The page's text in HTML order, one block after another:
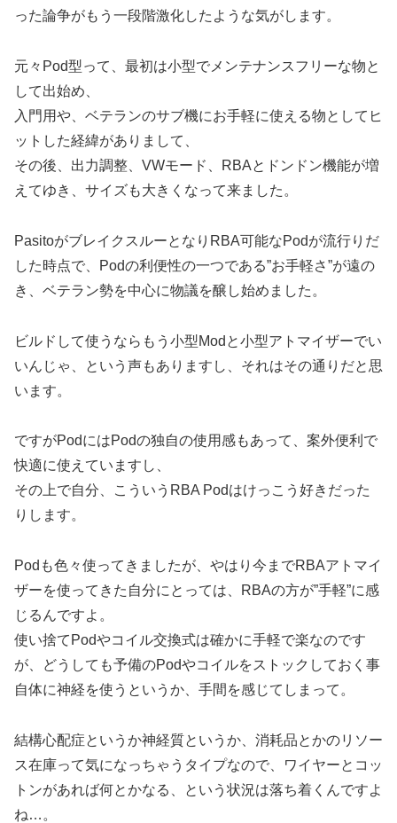
った論争がもう一段階激化したような気がします。
元々Pod型って、最初は小型でメンテナンスフリーな物と
して出始め、
入門用や、ベテランのサブ機にお手軽に使える物としてヒ
ットした経緯がありまして、
その後、出力調整、VWモード、RBAとドンドン機能が増
えてゆき、サイズも大きくなって来ました。
PasitoがブレイクスルーとなりRBA可能なPodが流行りだ
した時点で、Podの利便性の一つである”お手軽さ”が遠の
き、ベテラン勢を中心に物議を醸し始めました。
ビルドして使うならもう小型Modと小型アトマイザーでい
いんじゃ、という声もありますし、それはその通りだと思
います。
ですがPodにはPodの独自の使用感もあって、案外便利で
快適に使えていますし、
その上で自分、こういうRBA Podはけっこう好きだった
りします。
Podも色々使ってきましたが、やはり今までRBAアトマイ
ザーを使ってきた自分にとっては、RBAの方が”手軽”に感
じるんですよ。
使い捨てPodやコイル交換式は確かに手軽で楽なのです
が、どうしても予備のPodやコイルをストックしておく事
自体に神経を使うというか、手間を感じてしまって。
結構心配症というか神経質というか、消耗品とかのリソー
ス在庫って気になっちゃうタイプなので、ワイヤーとコッ
トンがあれば何とかなる、という状況は落ち着くんですよ
ね…。